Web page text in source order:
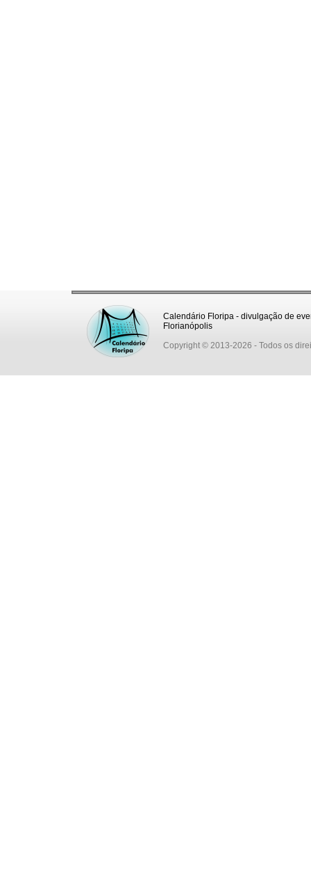
Calendário Floripa - divulgação de
Florianópolis
Copyright © 2013-2026 - Todos os